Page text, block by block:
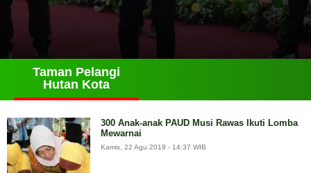
Taman Pelangi
Hutan Kota
300 Anak-anak PAUD Musi Rawas Ikuti Lomba
Mewarnai
Kamis, 22 Agu 2019 - 14:37 WIB